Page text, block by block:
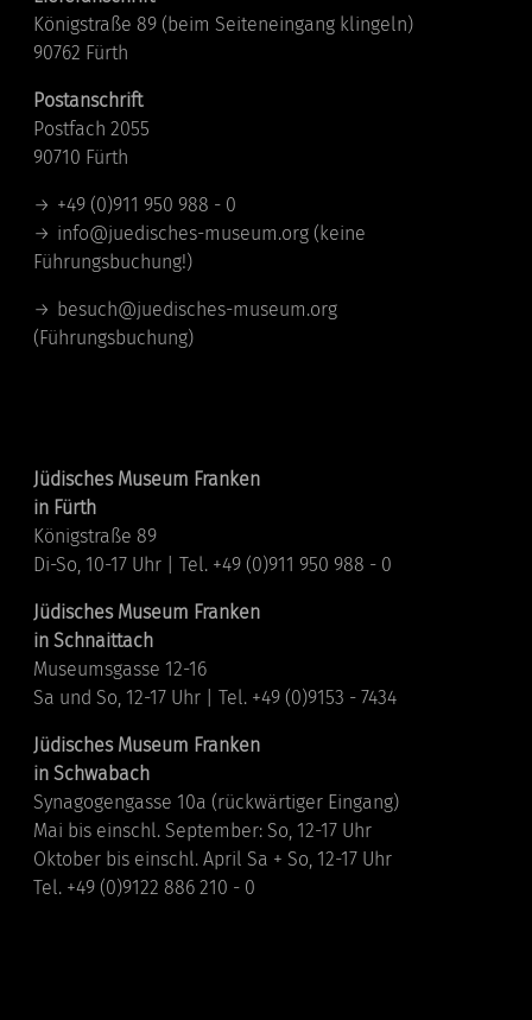
Königstraße 89 (beim Seiteneingang klingeln)
90762 Fürth
Postanschrift
Postfach 2055
90710 Fürth
+49 (0)911 950 988 - 0
info@juedisches-museum.org (keine
Führungsbuchung!)
besuch@juedisches-museum.org
(Führungsbuchung)
Jüdisches Museum Franken
in Fürth
Königstraße 89
Di-So, 10-17 Uhr | Tel. +49 (0)911 950 988 - 0
Jüdisches Museum Franken
in Schnaittach
Museumsgasse 12-16
Sa und So, 12-17 Uhr | Tel. +49 (0)9153 - 7434
Jüdisches Museum Franken
in Schwabach
Synagogengasse 10a (rückwärtiger Eingang)
Mai bis einschl. September: So, 12-17 Uhr
Oktober bis einschl. April Sa + So, 12-17 Uhr
Tel. +49 (0)9122 886 210 - 0